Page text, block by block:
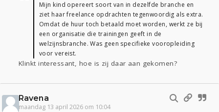
Mijn kind opereert soort van in dezelfde branche en
ziet haar freelance opdrachten tegenwoordig als extra.
Omdat de huur toch betaald moet worden, werkt ze bij
een organisatie die trainingen geeft in de
welzijnsbranche. Was geen specifieke vooropleiding
voor vereist.
Klinkt interessant, hoe is zij daar aan gekomen?
Ravena
maandag 13 april 2026 om 10:04